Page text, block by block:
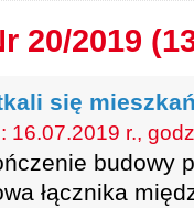
20/2019
się
16.07.2019 r.,
budowy
łącznika